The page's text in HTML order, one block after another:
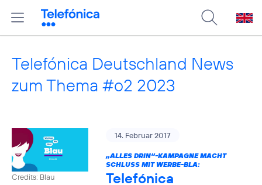
Telefónica Deutschland News
zum Thema #o2 2023
Credits: Blau
14. Februar 2017
„ALLES DRIN“-KAMPAGNE MACHT
SCHLUSS MIT WERBE-BLA:
Telefónica